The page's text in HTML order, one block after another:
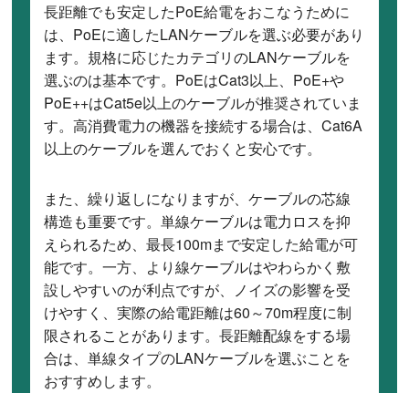
長距離でも安定したPoE給電をおこなうために
は、PoEに適したLANケーブルを選ぶ必要があり
ます。規格に応じたカテゴリのLANケーブルを
選ぶのは基本です。PoEはCat3以上、PoE+や
PoE++はCat5e以上のケーブルが推奨されていま
す。高消費電力の機器を接続する場合は、Cat6A
以上のケーブルを選んでおくと安心です。
また、繰り返しになりますが、ケーブルの芯線
構造も重要です。単線ケーブルは電力ロスを抑
えられるため、最長100mまで安定した給電が可
能です。一方、より線ケーブルはやわらかく敷
設しやすいのが利点ですが、ノイズの影響を受
けやすく、実際の給電距離は60～70m程度に制
限されることがあります。長距離配線をする場
合は、単線タイプのLANケーブルを選ぶことを
おすすめします。